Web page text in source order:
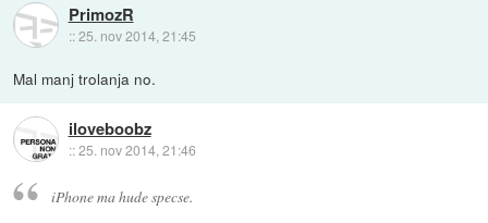
PrimozR
::25. nov 2014, 21:45
Mal manj trolanja no.
iloveboobz
::25. nov 2014, 21:46
iPhone ma hude specse.